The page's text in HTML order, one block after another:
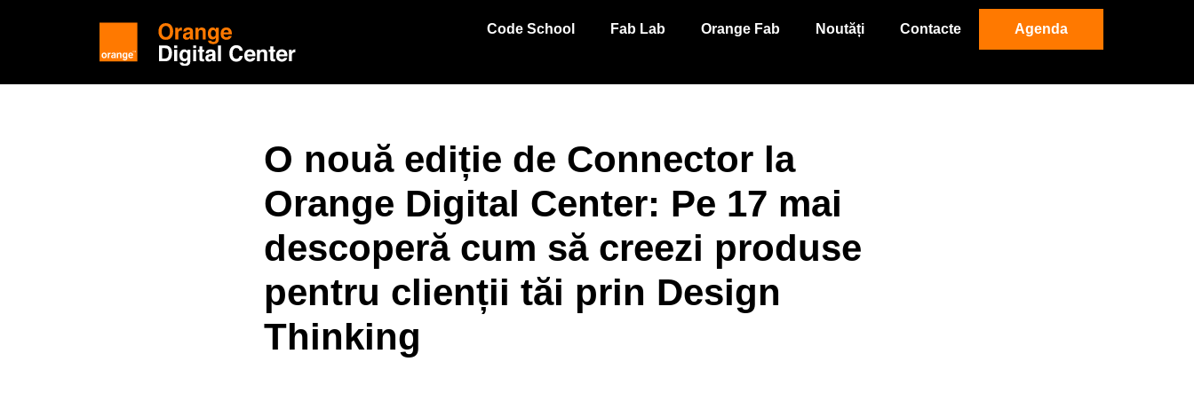
Code School Fab Lab Orange Fab Noutăți Contacte Agenda
O nouă ediție de Connector la
Orange Digital Center: Pe 17 mai
descoperă cum să creezi produse
pentru clienții tăi prin Design
Thinking